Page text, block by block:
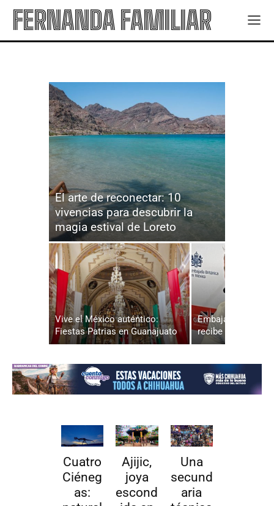
FERNANDA FAMILIAR
El arte de reconectar: 10
vivencias para descubrir la
magia estival de Loreto
Vive el México auténtico:
Fiestas Patrias en Guanajuato
Embajada del
recibe a Graham
Cuatro
Ciéneg
as:
Ajijic,
joya
escond
Una
secund
aria